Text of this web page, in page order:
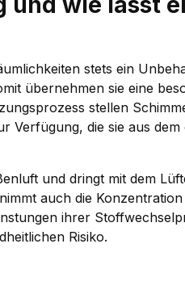
stets ein
übernehmen sie eine
stellen
Verfügung, die sie aus
und dringt mit dem
auch die
ihrer
Risiko.